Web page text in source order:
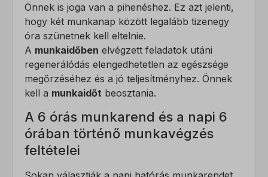
Önnek is joga van a pihenéshez. Ez azt jelenti,
hogy két munkanap között legalább tizenegy
óra szünetnek kell eltelnie.
A munkaidőben elvégzett feladatok utáni
regenerálódás elengedhetetlen az egészsége
megőrzéséhez és a jó teljesítményhez. Önnek
kell a munkaidőt beosztania.
A 6 órás munkarend és a napi 6
órában történő munkavégzés
feltételei